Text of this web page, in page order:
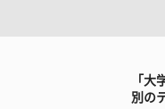
「大
別の